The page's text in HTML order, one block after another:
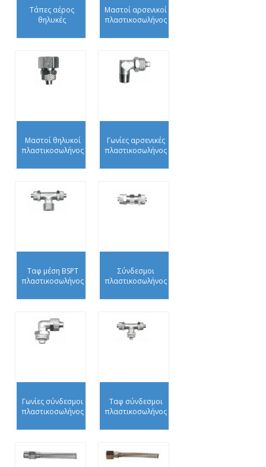
Τάπες αέρος
θηλυκές
Μαστοί αρσενικοί
πλαστικοσωλήνος
Μαστοί θηλυκοί
πλαστικοσωλήνος
Γωνίες αρσενικές
πλαστικοσωλήνος
Ταφ μέση BSPT
πλαστικοσωλήνος
Σύνδεσμοι
πλαστικοσωλήνος
Γωνίες σύνδεσμοι
πλαστικοσωλήνος
Ταφ σύνδεσμοι
πλαστικοσωλήνος